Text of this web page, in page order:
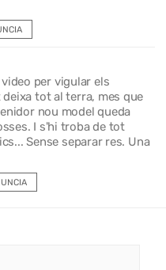
per vigular els
tot al terra, mes que
nou model queda
I s'hi troba de tot
Sense separar res. Una